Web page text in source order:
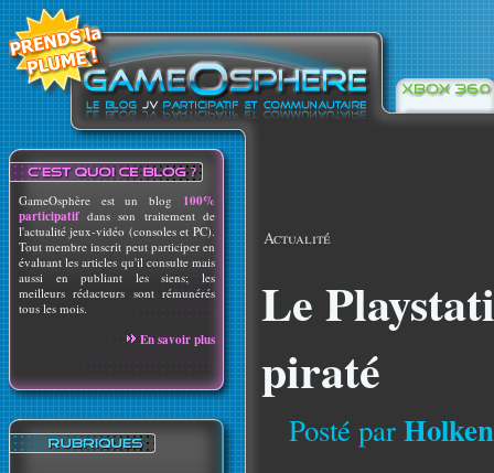
GameOsphère est un blog 100%
participatif dans son traitement de
l'actualité jeux-vidéo (consoles et PC).
Tout membre inscrit peut participer en
évaluant les articles qu'il consulte mais
aussi en publiant les siens; les
meilleurs rédacteurs sont rémunérés
tous les mois.
En savoir plus
Actualité
Le
piraté
Posté parHolken